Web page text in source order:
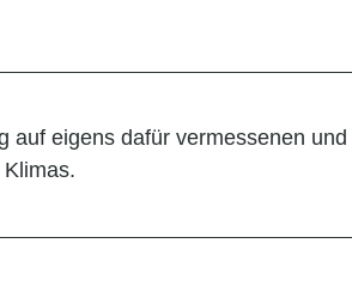
auf eigens dafür vermessenen